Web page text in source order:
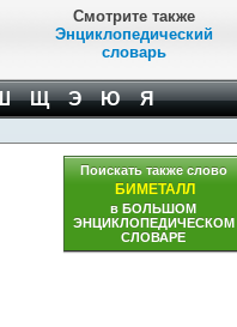
Смотрите также
Энциклопедический
словарь
Щ Э Ю Я
Поискать также слово
БИМЕТАЛЛ
в БОЛЬШОМ
ЭНЦИКЛОПЕДИЧЕСКОМ
СЛОВАРЕ